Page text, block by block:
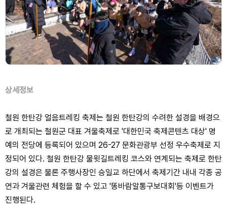
상세정보
철원 한탄강 얼음트레킹 축제는 철원 한탄강의 수려한 설경을 배경으
로 개최되는 철원군 대표 겨울축제로 '대한민국 축제콘텐츠 대상' 명
예의 전당에 등록되어 있으며 26-27 문화관광부 선정 우수축제로 지
정되어 있다. 철원 한탄강 물윗길트레킹 코스와 연계되는 축제로 한탄
강의 설경은 물론 주행사장인 승일교 하단에서 축제기간 내내 각종 공
연과 겨울관련 체험을 할 수 있고 '똥바람알통구보대회'등 이벤트가
진행된다.